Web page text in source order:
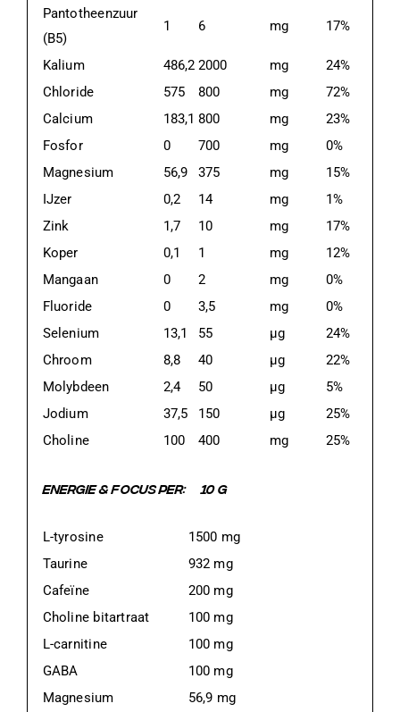
Pantotheenzuur
(B5)
1 6 mg 17%
Kalium 486,2 2000 mg
24%
Chloride
575 800 mg
72%
Calcium
183,1 800 mg
23%
Fosfor
0 700 mg
0%
Magnesium
56,9 375 mg
15%
IJzer
0,2 14 mg
1%
Zink
1,7 10 mg
17%
Koper
0,1 1 mg
12%
Mangaan
0 2 mg
0%
Fluoride
0 3,5 mg
0%
Selenium
13,1 55 μg
24%
Chroom
8,8 40 μg
22%
Molybdeen
2,4 50 μg
5%
Jodium
37,5 150 μg
25%
Choline
100 400 mg 25%
ENERGIE & FOCUS PER: 10 G
L-tyrosine
1500 mg
Taurine
932 mg
Cafeïne
200 mg
Choline bitartraat
100 mg
L-carnitine
100 mg
GABA
100 mg
Magnesium
56,9 mg